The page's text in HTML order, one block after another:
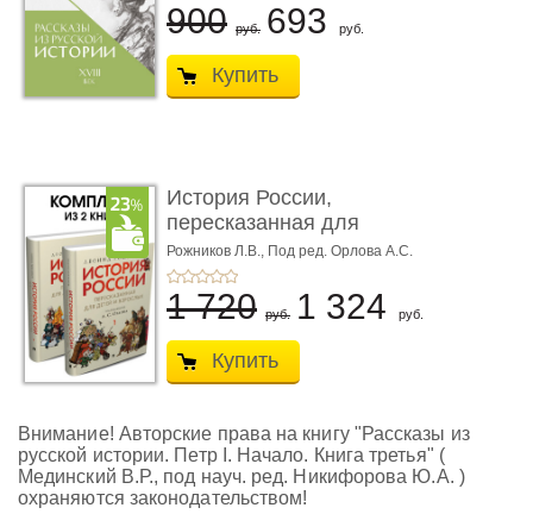
900 руб. 693 руб.
Купить
История России,
пересказанная для
детей и взро ...
Рожников Л.В., Под ред. Орлова А.С.
1 720 руб. 1 324 руб.
Купить
Внимание! Авторские права на книгу "Рассказы из
русской истории. Петр I. Начало. Книга третья" (
Мединский В.Р., под науч. ред. Никифорова Ю.А. )
охраняются законодательством!